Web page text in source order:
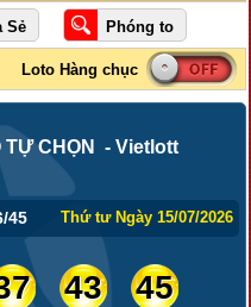
TỰ CHỌN - Vietlott
45 Thứ tư Ngày 15/07/2026
43 45